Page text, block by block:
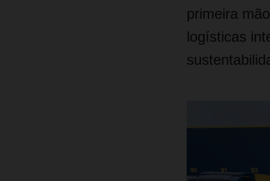
primeira
logísticas